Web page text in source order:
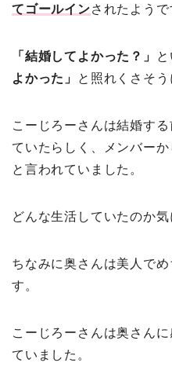
てゴールインされたようで
「結婚してよかった？」
よかった」
と照れくさそう
こーじろーさんは結婚す
ていたらしく、メンバー
と言われていました。
どんな生活していたのか気
ちなみに奥さんは美人で
す。
こーじろーさんは奥さん
ていました。